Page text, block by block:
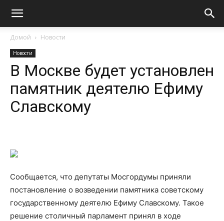
Домой Новости
Новости
В Москве будет установлен
памятник деятелю Ефиму
Славскому
Сообщается, что депутаты Мосгордумы приняли
постановление о возведении памятника советскому
государственному деятелю Ефиму Славскому. Такое
решение столичный парламент принял в ходе